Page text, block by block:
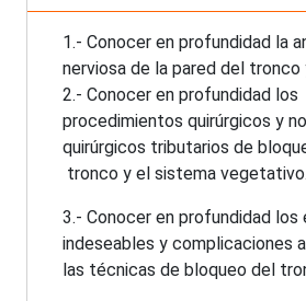
1.- Conocer en profundidad la
nerviosa de la pared del tronco
2.- Conocer en profundidad los
procedimientos quirúrgicos y no
quirúrgicos tributarios de
tronco y el sistema vegetativo.
3.- Conocer en profundidad
indeseables y complicaciones
las técnicas de bloqueo del